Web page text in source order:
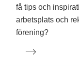
få tips och
arbetsplats och
förening?